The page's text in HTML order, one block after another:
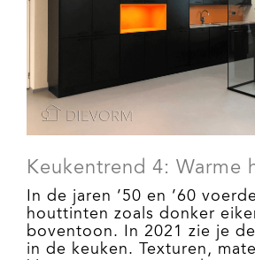
Keukentrend 4: Warme
In de jaren ’50 en ’60
houttinten zoals donker
boventoon. In 2021 zie je
in de keuken. Texturen,